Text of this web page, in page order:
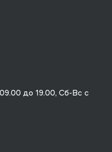
до 19.00, Сб-Вс с